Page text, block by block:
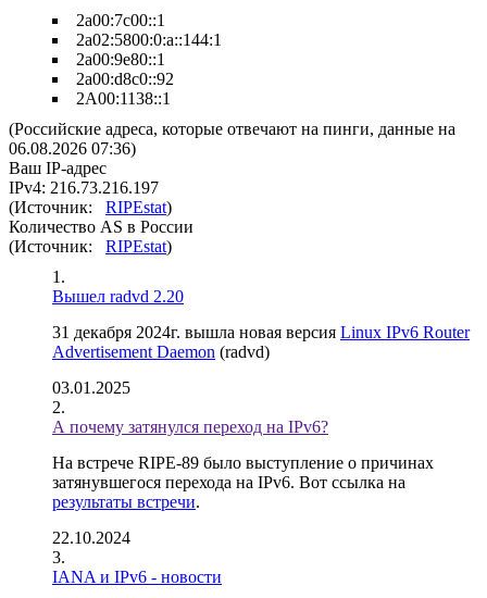
2a00:7c00::1
2a02:5800:0:a::144:1
2a00:9e80::1
2a00:d8c0::92
2A00:1138::1
(Российские адреса, которые отвечают на пинги, данные на
06.08.2026 07:36)
Ваш IP-адрес
IPv4: 216.73.216.197
(Источник: RIPEstat)
Количество AS в России
(Источник: RIPEstat)
Вышел radvd 2.20
31 декабря 2024г. вышла новая версия Linux IPv6 Router
Advertisement Daemon (radvd)
03.01.2025
А почему затянулся переход на IPv6?
На встрече RIPE-89 было выступление о причинах
затянувшегося перехода на IPv6. Вот ссылка на
результаты встречи.
22.10.2024
IANA и IPv6 - новости